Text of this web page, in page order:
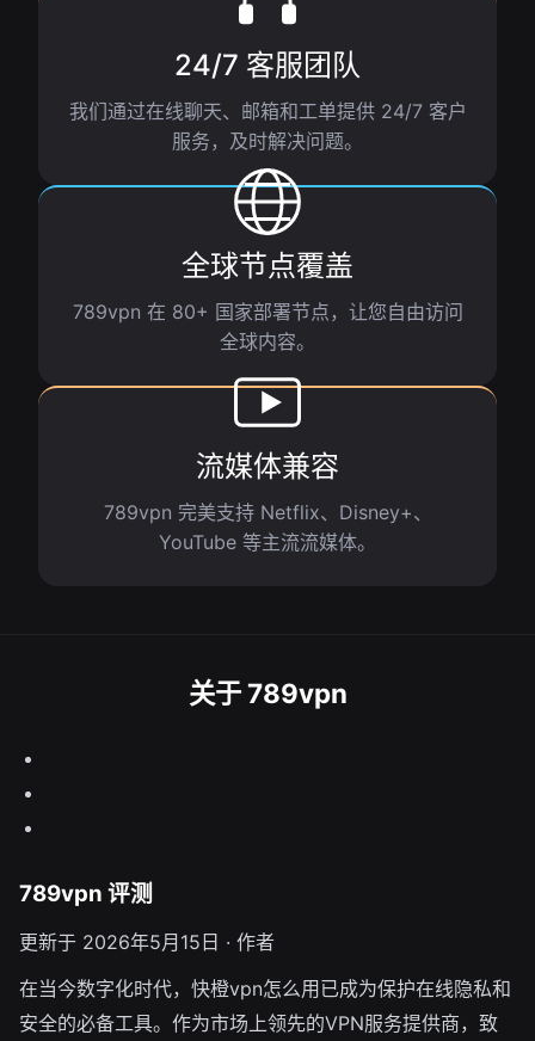
24/7 客服团队
我们通过在线聊天、邮箱和工单提供 24/7 客户
服务，及时解决问题。
全球节点覆盖
789vpn 在 80+ 国家部署节点，让您自由访问
全球内容。
流媒体兼容
789vpn 完美支持 Netflix、Disney+、
YouTube 等主流流媒体。
关于 789vpn
789vpn 评测
更新于 2026年5月15日 · 作者
在当今数字化时代，快橙vpn怎么用已成为保护在线隐私和
安全的必备工具。作为市场上领先的VPN服务提供商，致